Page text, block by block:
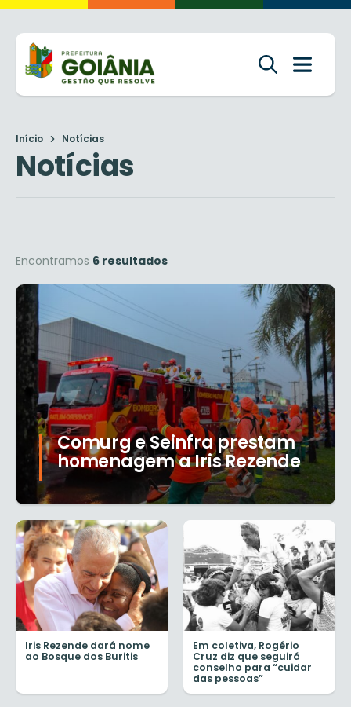
Início Notícias
Notícias
Encontramos 6 resultados
Comurg e Seinfra prestam
homenagem a Iris Rezende
Iris Rezende dará nome
ao Bosque dos Buritis
Em coletiva, Rogério
Cruz diz que seguirá
conselho para “cuidar
das pessoas”